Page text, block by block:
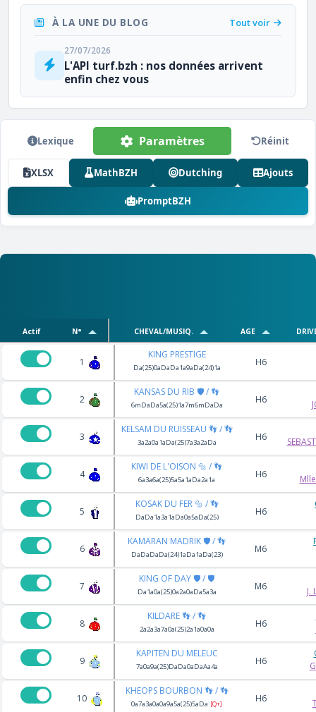
À LA UNE DU BLOG Tout voir
27/07/2026
L'API turf.bzh : nos données arrivent
enfin chez vous
Lexique Paramètres Réinit
XLSX MathBZH Dutching Ajouts
PromptBZH
Actif N° CHEVAL/MUSIQ. AGE
1
KING PRESTIGE
Da(25)0aDaDa1a9aDa(24)1a H6
2
KANSAS DU RIB 🛡️ / 👣
6mDaDa5a(25)1a7m6mDaDa H6
3
KELSAM DU RUISSEAU 👣 / 👣
3a2a0a1aDa(25)7a3a2aDa H6
4
KIWI DE L'OISON 🔩 / 👣
6a3a6a(25)5a5a1aDa2a1a H6
5
KOSAK DU FER 🔩 / 👣
DaDa1a3a1aDa0a5aDa(25) H6
6
KAMARAN MADRIK 🛡️ / 👣
DaDaDaDa(24)1aDa1aDa(23) M6
7
KING OF DAY 🛡️ / 🛡️
Da1a0a(25)0a2a0aDa5a3a M6 J.
8
KILDARE 👣 / 👣
2a2a3a7a0a(25)2a1a0a0a H6
9
KAPITEN DU MELEUC
7a0a9a(25)DaDa0aDaAa4a H6
10
KHEOPS BOURBON 👣 / 👣
0a7a3a0a0a9a5a(25)5aDa [Q+] H6